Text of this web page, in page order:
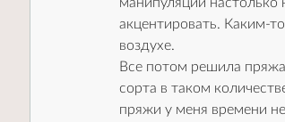
акцентировать. Каким-
воздухе.
Все потом решила
сорта в таком
пряжи у меня времени